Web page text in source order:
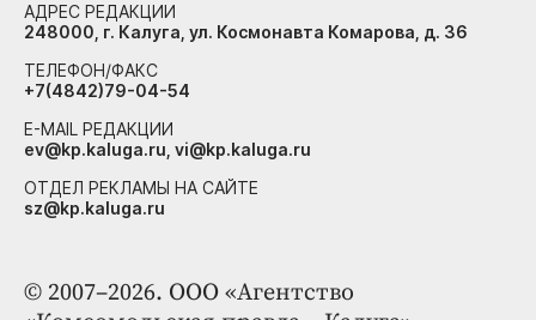
© 2007–2026. ООО «Агентство
АДРЕС РЕДАКЦИИ
248000, г. Калуга, ул. Космонавта Комарова, д. 36
ТЕЛЕФОН/ФАКС
+7(4842)79-04-54
E-MAIL РЕДАКЦИИ
ev@kp.kaluga.ru, vi@kp.kaluga.ru
ОТДЕЛ РЕКЛАМЫ НА САЙТЕ
sz@kp.kaluga.ru